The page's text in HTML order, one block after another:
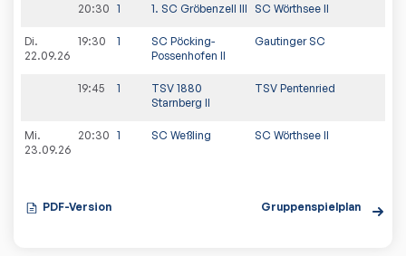
20:30 1 1. SC Gröbenzell III SC Wörthsee II
Di.
22.09.26
19:30 1
SC Pöcking-
Possenhofen II
Gautinger SC
19:45 1
TSV 1880
Starnberg II
TSV Pentenried
Mi.
23.09.26
20:30 1 SC Weßling SC Wörthsee II
PDF-Version Gruppenspielplan